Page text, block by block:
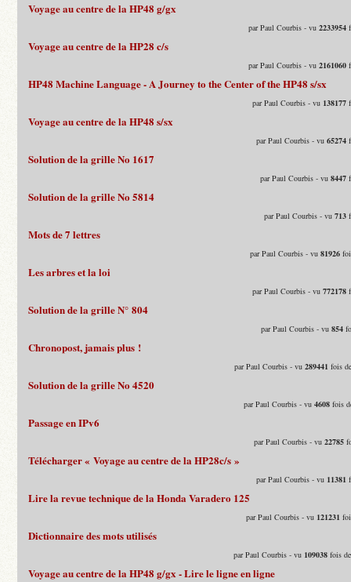
Voyage au centre de la HP48 g/gx
par Paul Courbis - vu2233954
Voyage au centre de la HP28 c/s
par Paul Courbis - vu2161060
HP48 Machine Language - A Journey to the Center of the HP48 s/sx
par Paul Courbis - vu 138177
Voyage au centre de la HP48 s/sx
par Paul Courbis - vu65274
Solution de la grille No 1617
par Paul Courbis - vu8447
Solution de la grille No 5814
par Paul Courbis - vu713
Mots de 7 lettres
par Paul Courbis - vu81926
Les arbres et la loi
par Paul Courbis - vu772178
Solution de la grille N° 804
par Paul Courbis - vu854
Chronopost, jamais plus !
par Paul Courbis - vu289441 fois
Solution de la grille No 4520
par Paul Courbis - vu4608 fois
Passage en IPv6
par Paul Courbis - vu22785
Télécharger « Voyage au centre de la HP28c/s »
par Paul Courbis - vu 11381
Lire la revue technique de la Honda Varadero 125
par Paul Courbis - vu 121231
Dictionnaire des mots utilisés
par Paul Courbis - vu 109038 fois
Voyage au centre de la HP48 g/gx - Lire le ligne en ligne